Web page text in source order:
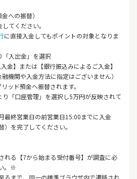
への振替）
してください。
に直接入金してもポイントの対象となりま
「入出金」を選択
金】または【銀行振込みによるご入金】
機関や入金方法に指定はございません）
ッド預金へ振替されます。
り「口座管理」を選択し5万円が反映されて
終営業日の前営業日15:00までに入金
）を完了してください。
れる【7から始まる受付番号】が調査に必
。※
るまで、同一の標準ブラウザ内で遷移され